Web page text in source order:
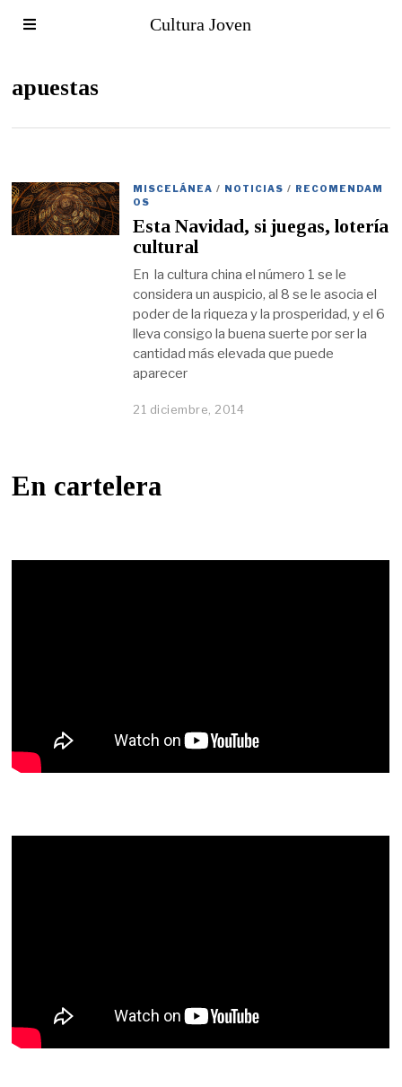
Cultura Joven
apuestas
MISCELÁNEA / NOTICIAS / RECOMENDAM
OS
Esta Navidad, si juegas, lotería
cultural
En la cultura china el número 1 se le
considera un auspicio, al 8 se le asocia el
poder de la riqueza y la prosperidad, y el 6
lleva consigo la buena suerte por ser la
cantidad más elevada que puede
aparecer
21 diciembre, 2014
En cartelera